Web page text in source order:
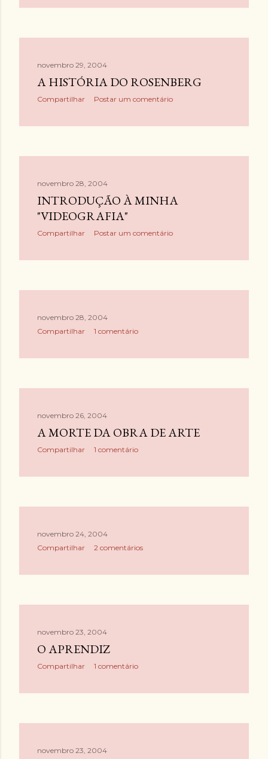
novembro 29, 2004
A HISTÓRIA DO ROSENBERG
Compartilhar Postar um comentário
novembro 28, 2004
INTRODUÇÃO À MINHA
"VIDEOGRAFIA"
Compartilhar Postar um comentário
novembro 28, 2004
Compartilhar
1 comentário
novembro 26, 2004
A MORTE DA OBRA DE ARTE
Compartilhar 1 comentário
novembro 24, 2004
Compartilhar
2 comentários
novembro 23, 2004
O APRENDIZ
Compartilhar 1 comentário
novembro 23, 2004